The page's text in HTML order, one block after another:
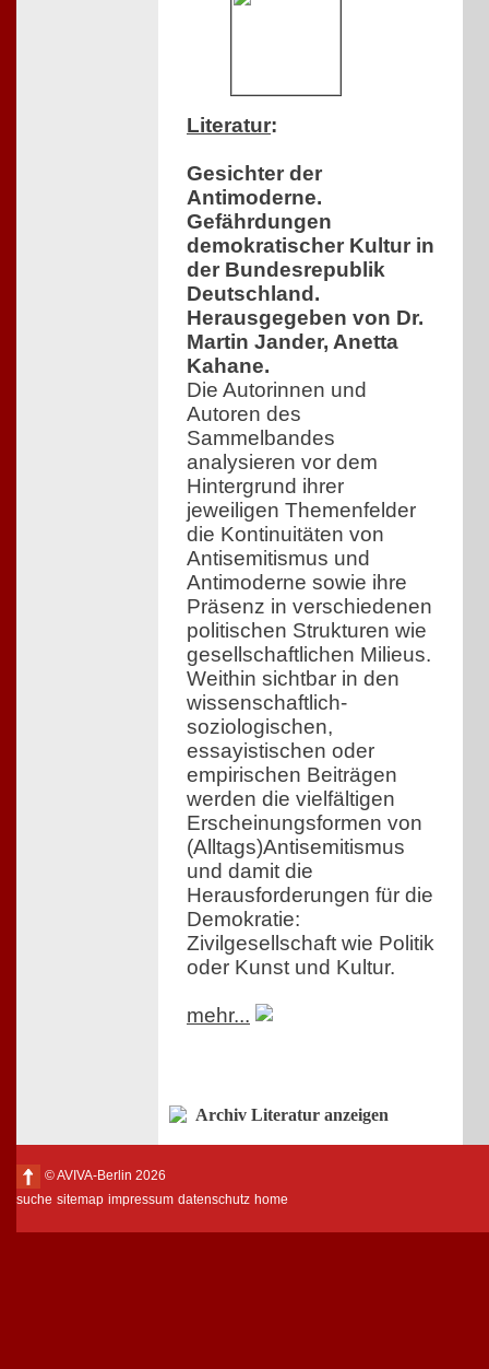
Literatur:
Gesichter der
Antimoderne.
Gefährdungen
demokratischer Kultur in
der Bundesrepublik
Deutschland.
Herausgegeben von Dr.
Martin Jander, Anetta
Kahane.
Die Autorinnen und
Autoren des
Sammelbandes
analysieren vor dem
Hintergrund ihrer
jeweiligen Themenfelder
die Kontinuitäten von
Antisemitismus und
Antimoderne sowie ihre
Präsenz in verschiedenen
politischen Strukturen wie
gesellschaftlichen Milieus.
Weithin sichtbar in den
wissenschaftlich-
soziologischen,
essayistischen oder
empirischen Beiträgen
werden die vielfältigen
Erscheinungsformen von
(Alltags)Antisemitismus
und damit die
Herausforderungen für die
Demokratie:
Zivilgesellschaft wie Politik
oder Kunst und Kultur.
mehr...
Archiv Literatur anzeigen
© AVIVA-Berlin 2026
suche sitemap impressum datenschutz home